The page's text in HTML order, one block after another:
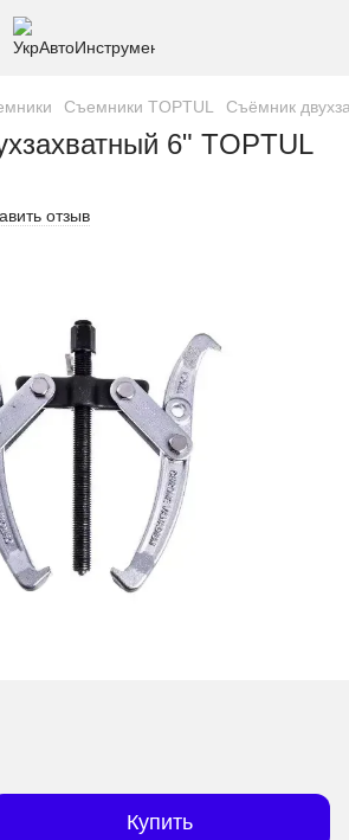
Съемники TOPTUL Съёмник
6" TOPTUL
отзыв
Купить